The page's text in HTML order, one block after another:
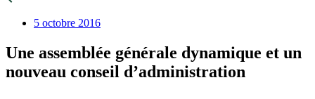
5 octobre 2016
Une assemblée générale dynamique et un
nouveau conseil d’administration